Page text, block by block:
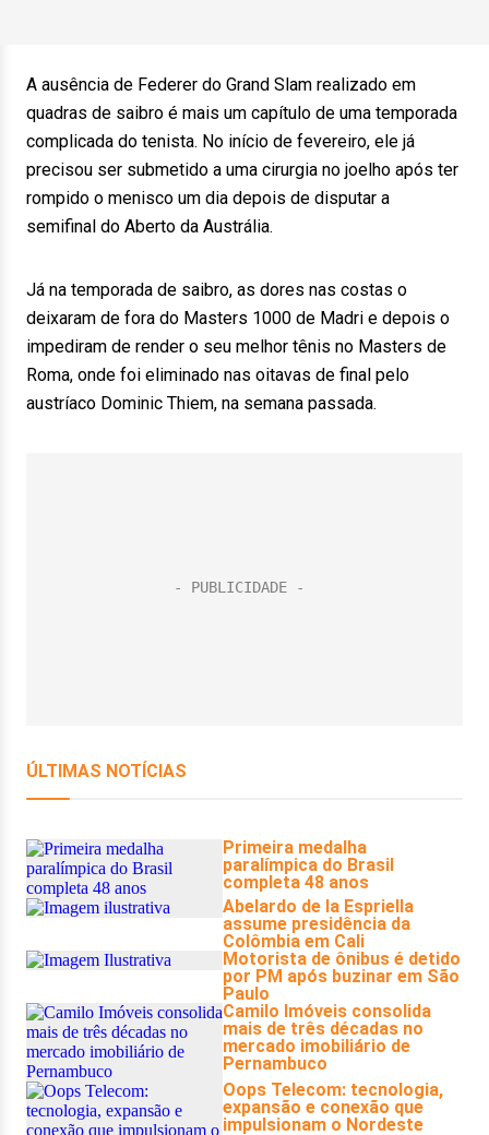
A ausência de Federer do Grand Slam realizado em
quadras de saibro é mais um capítulo de uma temporada
complicada do tenista. No início de fevereiro, ele já
precisou ser submetido a uma cirurgia no joelho após ter
rompido o menisco um dia depois de disputar a
semifinal do Aberto da Austrália.
Já na temporada de saibro, as dores nas costas o
deixaram de fora do Masters 1000 de Madri e depois o
impediram de render o seu melhor tênis no Masters de
Roma, onde foi eliminado nas oitavas de final pelo
austríaco Dominic Thiem, na semana passada.